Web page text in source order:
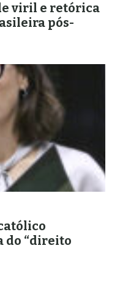
viril e retórica
pós-
do “direito